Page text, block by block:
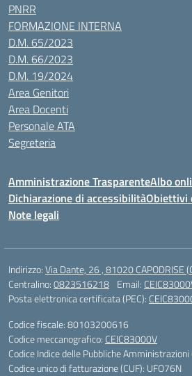
PNRR
FORMAZIONE INTERNA
D.M. 65/2023
D.M. 66/2023
D.M. 19/2024
Area Genitori
Area Docenti
Personale ATA
Segreteria
Amministrazione TrasparenteAlbo
Dichiarazione di accessibilitàObiettivi
Note legali
Indirizzo:Via Dante, 26 , 81020 CAPODRISE
Centralino:0823516218 Email:
Posta elettronica certificata (PEC):
Codice fiscale: 80103200616
Codice meccanografico: CEIC83000V
Codice Indice delle Pubbliche
Codice unico di fatturazione (CUF): UFO76N